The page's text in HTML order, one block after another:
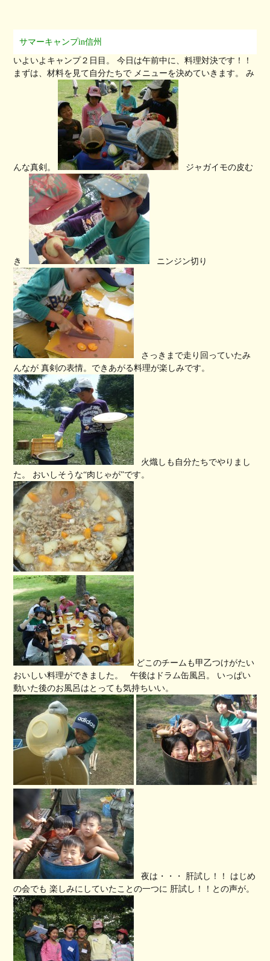
サマーキャンプin信州
いよいよキャンプ２日目。 今日は午前中に、料理対決です！！
まずは、材料を見て自分たちで メニューを決めていきます。 み
んな真剣。 ジャガイモの皮む
き ニンジン切り
さっきまで走り回っていたみ
んなが 真剣の表情。できあがる料理が楽しみです。
火熾しも自分たちでやりまし
た。 おいしそうな“肉じゃが”です。
どこのチームも甲乙つけがたい
おいしい料理ができました。 午後はドラム缶風呂。 いっぱい
動いた後のお風呂はとっても気持ちいい。
夜は・・・ 肝試し！！ はじめ
の会でも 楽しみにしていたことの一つに 肝試し！！との声が。